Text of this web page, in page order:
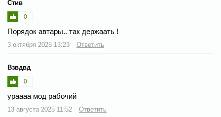
Стив
0
Порядок автары.. так держаать !
3 октября 2025 13:23 Ответить
Взвдвд
0
ураааа мод рабочий
13 августа 2025 11:52 Ответить